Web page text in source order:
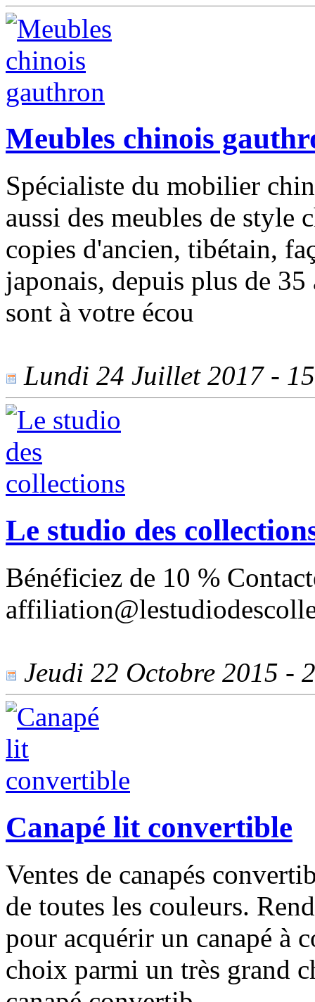
Meubles chinois
Spécialiste du mobilier
aussi des meubles de
copies d'ancien, tibétain,
japonais, depuis plus de
sont à votre écou
Lundi 24 Juillet 2017 -
Le studio des
Bénéficiez de 10 %
Jeudi 22 Octobre 2015 -
Canapé lit convertible
Ventes de canapés
de toutes les couleurs.
pour acquérir un canapé à
choix parmi un très grand